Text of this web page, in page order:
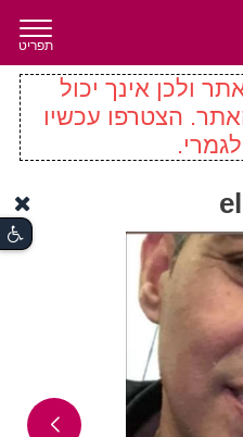
תפריט
ולכן אינך יכול
הצטרפו עכשיו